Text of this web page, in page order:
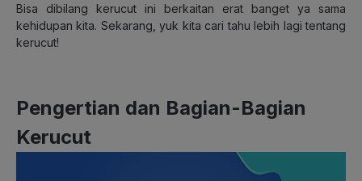
Bisa dibilang kerucut ini berkaitan erat banget ya sama
kehidupan kita. Sekarang, yuk kita cari tahu lebih lagi tentang
kerucut!
Pengertian dan Bagian-Bagian
Kerucut